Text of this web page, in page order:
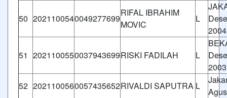
50 2021100540049277699
RIFAL IBRAHIM
MOVIC
L
2004
51 2021100550037943699RISKI FADILAH L
2003
52 2021100560057435652RIVALDI SAPUTRA L